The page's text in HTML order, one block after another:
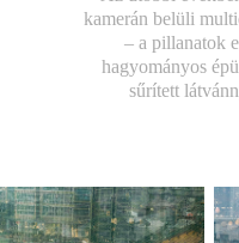
kamerán belüli
– a pillanatok
hagyományos
sűrített